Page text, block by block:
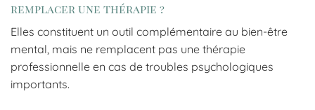
remplacer une thérapie ?
Elles constituent un outil complémentaire au bien-être
mental, mais ne remplacent pas une thérapie
professionnelle en cas de troubles psychologiques
importants.